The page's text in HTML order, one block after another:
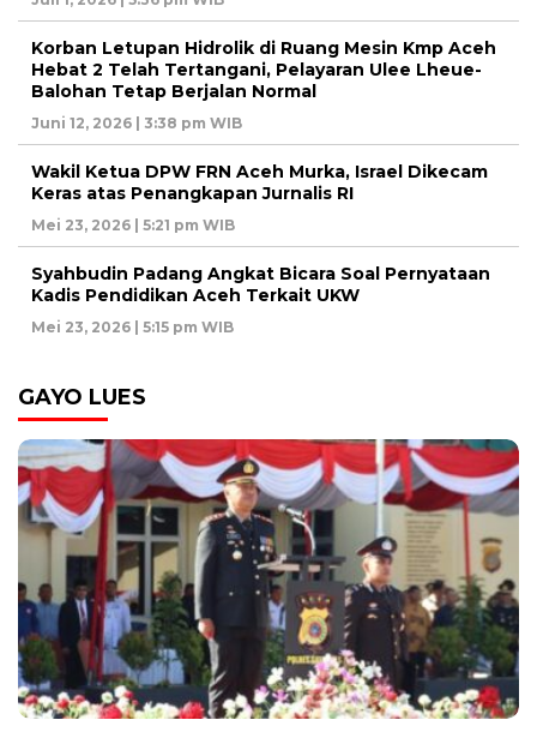
Korban Letupan Hidrolik di Ruang Mesin Kmp Aceh
Hebat 2 Telah Tertangani, Pelayaran Ulee Lheue-
Balohan Tetap Berjalan Normal
Juni 12, 2026 | 3:38 pm WIB
Wakil Ketua DPW FRN Aceh Murka, Israel Dikecam
Keras atas Penangkapan Jurnalis RI
Mei 23, 2026 | 5:21 pm WIB
Syahbudin Padang Angkat Bicara Soal Pernyataan
Kadis Pendidikan Aceh Terkait UKW
Mei 23, 2026 | 5:15 pm WIB
GAYO LUES